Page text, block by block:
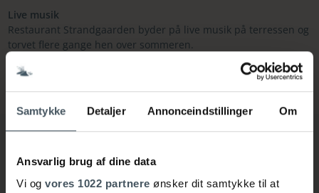
Samtykke Detaljer Annonceindstillinger Om
Ansvarlig brug af dine data
Vi og vores 1022 partnere ønsker dit samtykke til at
Live musik
Restaurant Strandgaarden byder på live musik på terressen og
torvet flere gange hen over sommeren.
Se programmet her!